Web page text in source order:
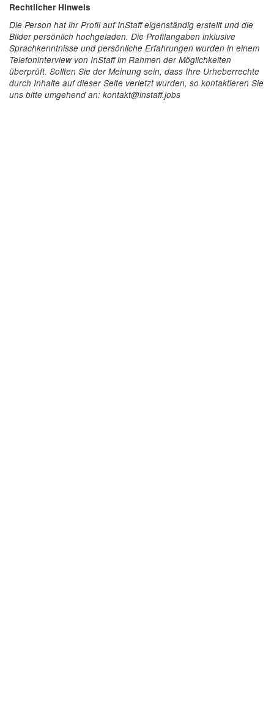
Rechtlicher Hinweis
Die Person hat ihr Profil auf InStaff eigenständig erstellt und die
Bilder persönlich hochgeladen. Die Profilangaben inklusive
Sprachkenntnisse und persönliche Erfahrungen wurden in einem
Telefoninterview von InStaff im Rahmen der Möglichkeiten
überprüft. Sollten Sie der Meinung sein, dass Ihre Urheberrechte
durch Inhalte auf dieser Seite verletzt wurden, so kontaktieren Sie
uns bitte umgehend an: kontakt@instaff.jobs